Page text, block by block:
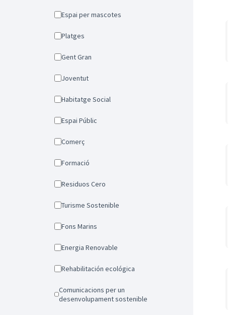
Espai per mascotes
Platges
Gent Gran
Joventut
Habitatge Social
Espai Públic
Comerç
Formació
Residuos Cero
Turisme Sostenible
Fons Marins
Energia Renovable
Rehabilitación ecológica
Comunicacions per un
desenvolupament sostenible